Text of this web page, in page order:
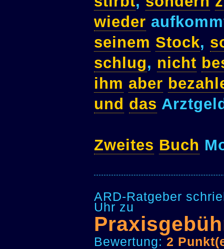
wieder
seinem Stock,
schlug, nicht
ihm aber
und das
Zweites Buch
ARD-Ratgeber
Uhr zu
Bewertung: 2